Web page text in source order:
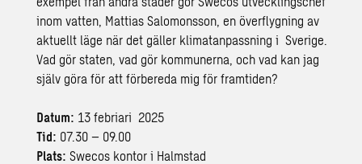
inom vatten, Mattias Salomonsson, en överflygning av
aktuellt läge när det gäller klimatanpassning i Sverige.
Vad gör staten, vad gör kommunerna, och vad kan jag
själv göra för att förbereda mig för framtiden?
Datum: 13 febriari 2025
Tid: 07.30 – 09.00
Plats: Swecos kontor i Halmstad